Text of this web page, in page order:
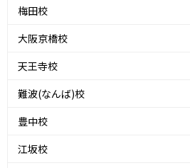
梅田校
大阪京橋校
天王寺校
難波(なんば)校
豊中校
江坂校